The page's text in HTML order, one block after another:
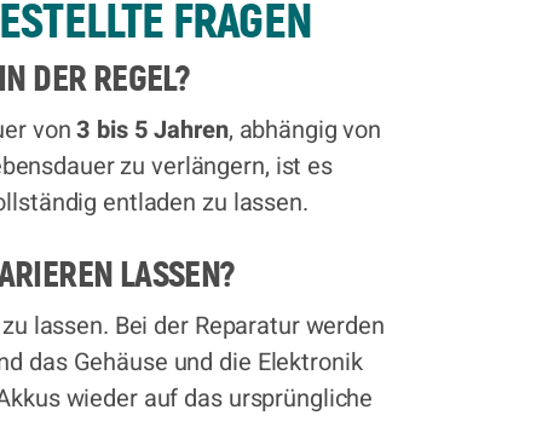
FRAGEN
DER REGEL?
von3 bis 5 Jahren, abhängig von
zu verlängern, ist es
entladen zu lassen.
LASSEN?
lassen. Bei der Reparatur werden
das Gehäuse und die Elektronik
wieder auf das ursprüngliche